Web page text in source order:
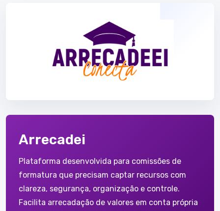
Arrecadei
Plataforma desenvolvida para comissões de
formatura que precisam captar recursos com
clareza, segurança, organização e controle.
Facilita arrecadação de valores em conta própria